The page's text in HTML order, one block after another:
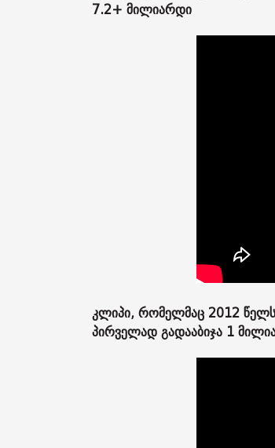
7.2+ მილიარდი
კლიპი, რომელმაც 2012 წელს
პირველად გადააბიჯა 1